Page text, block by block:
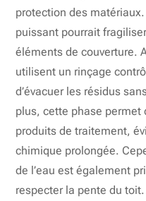
protection des
puissant pourrait
éléments de couverture.
utilisent un rinçage
d’évacuer les résidus
plus, cette phase permet
produits de traitement,
chimique prolongée.
de l’eau est également
respecter la pente du